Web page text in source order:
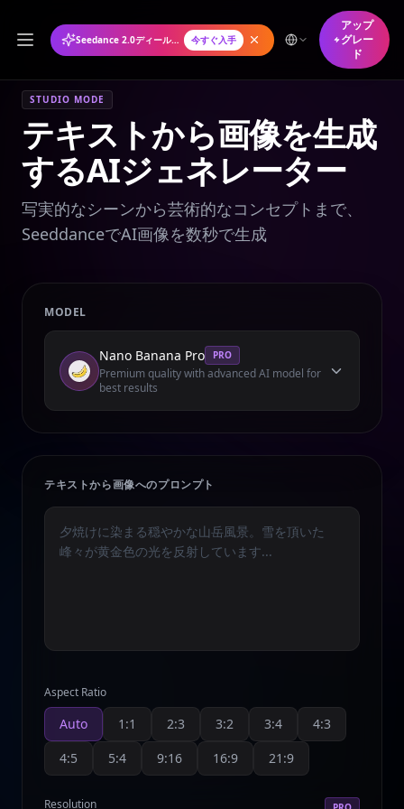
Seedance 2.0ディール年間プランが50%オフ 今すぐ入手
アップ
グレー
ド
STUDIO MODE
テキストから画像を生成
するAIジェネレーター
写実的なシーンから芸術的なコンセプトまで、
SeeddanceでAI画像を数秒で生成
MODEL
Nano Banana Pro PRO
Premium quality with advanced AI model for
best results
テキストから画像へのプロンプト
Aspect Ratio
Auto 1:1 2:3 3:2 3:4
4:3
4:5
5:4 9:16 16:9 21:9
Resolution